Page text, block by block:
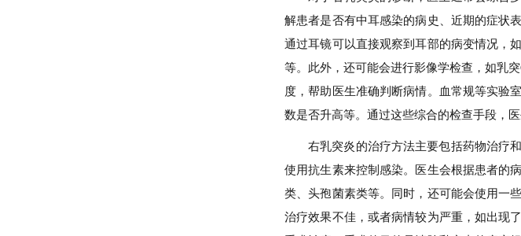
解患者是否有中耳感染的病史、近期的症状
通过耳镜可以直接观察到耳部的病变情况，
等。此外，还可能会进行影像学检查，如乳
度，帮助医生准确判断病情。血常规等实验
数是否升高等。通过这些综合的检查手段，
右乳突炎的治疗方法主要包括药物治疗
使用抗生素来控制感染。医生会根据患者的
类、头孢菌素类等。同时，还可能会使用一
治疗效果不佳，或者病情较为严重，如出现